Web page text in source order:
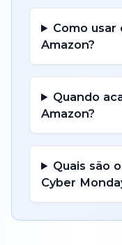
Como usar
Amazon?
Quando
Amazon?
Quais são
Cyber